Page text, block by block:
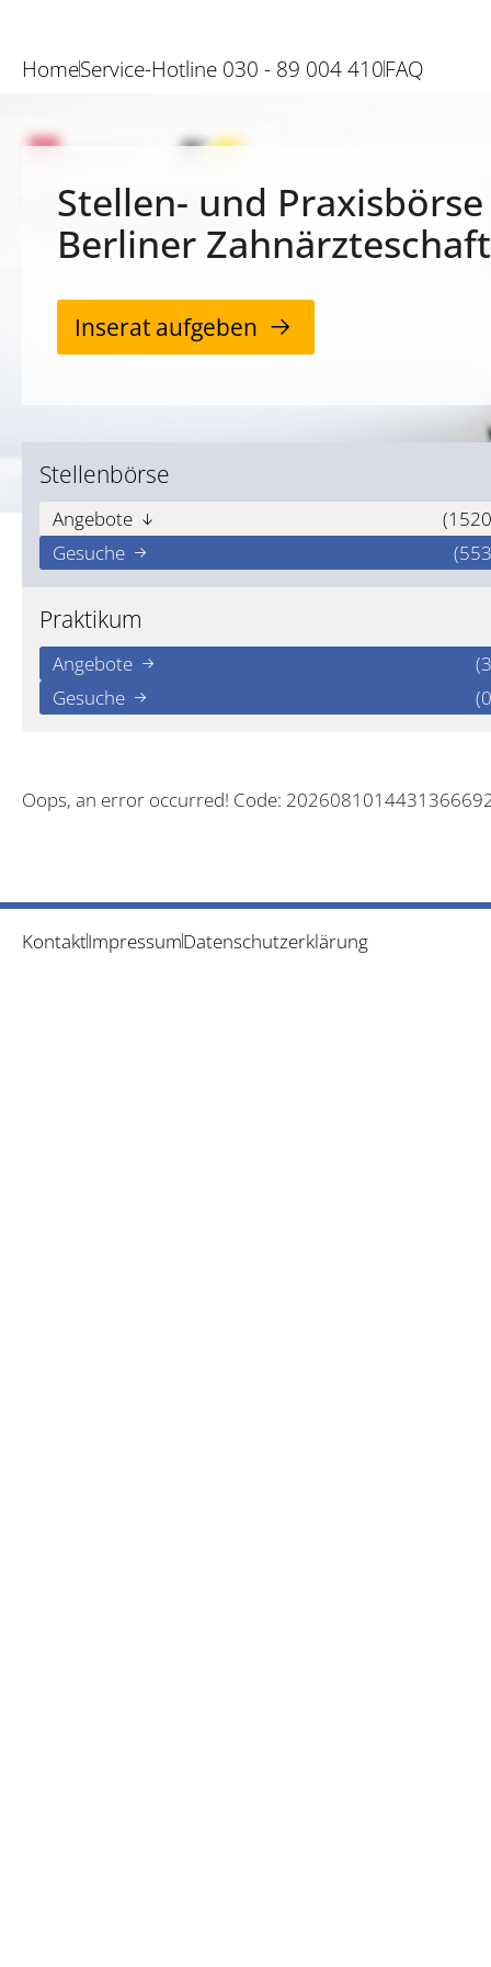
HomeService-Hotline 030 - 89 004 410FAQ
Stellen- und
Berliner Zahnärzteschaft
Inserat aufgeben
Stellenbörse
Angebote
Gesuche
Praktikum
Angebote
Gesuche
Oops, an error occurred! Code:
KontaktImpressumDatenschutzerklärung